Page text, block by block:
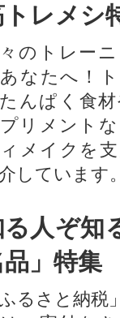
トレメシ
のトレー
なたへ！
んぱく食
リメント
メイクを
しています
る人ぞ知
」特集
ふるさと納